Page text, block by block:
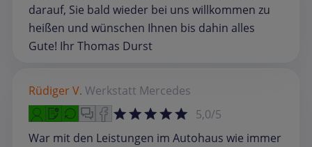
darauf, Sie bald wieder bei uns willkommen zu
heißen und wünschen Ihnen bis dahin alles
Gute! Ihr Thomas Durst
Rüdiger V. Werkstatt Mercedes
5,0/5
War mit den Leistungen im Autohaus wie immer